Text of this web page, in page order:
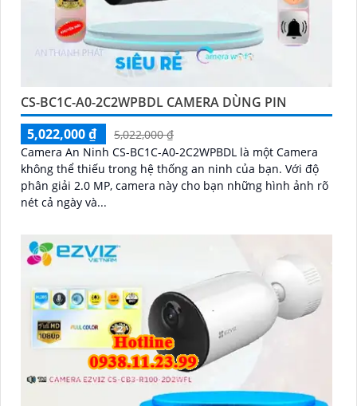
CS-BC1C-A0-2C2WPBDL CAMERA DÙNG PIN
5,022,000 ₫
5,022,000 ₫
Camera An Ninh CS-BC1C-A0-2C2WPBDL là một Camera
không thể thiếu trong hệ thống an ninh của bạn. Với độ
phân giải 2.0 MP, camera này cho bạn những hình ảnh rõ
nét cả ngày và...